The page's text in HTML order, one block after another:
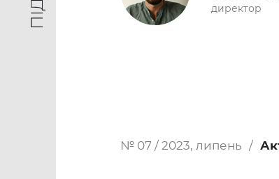
директор
№ 07 / 2023, липень